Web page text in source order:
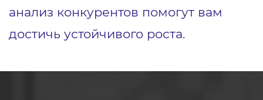
анализ конкурентов помогут вам
достичь устойчивого роста.